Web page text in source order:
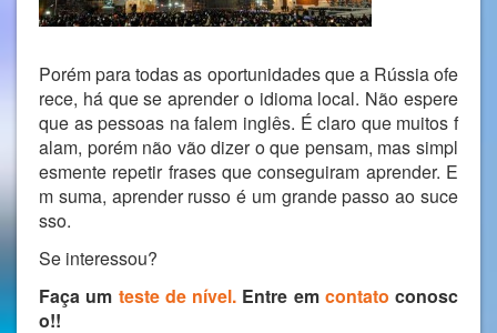
Porém para todas as oportunidades que a Rússia ofe
rece, há que se aprender o idioma local. Não espere
que as pessoas na falem inglês. É claro que muitos f
alam, porém não vão dizer o que pensam, mas simpl
esmente repetir frases que conseguiram aprender. E
m suma, aprender russo é um grande passo ao suce
sso.
Se interessou?
Faça um teste de nível. Entre em contato conosc
o!!